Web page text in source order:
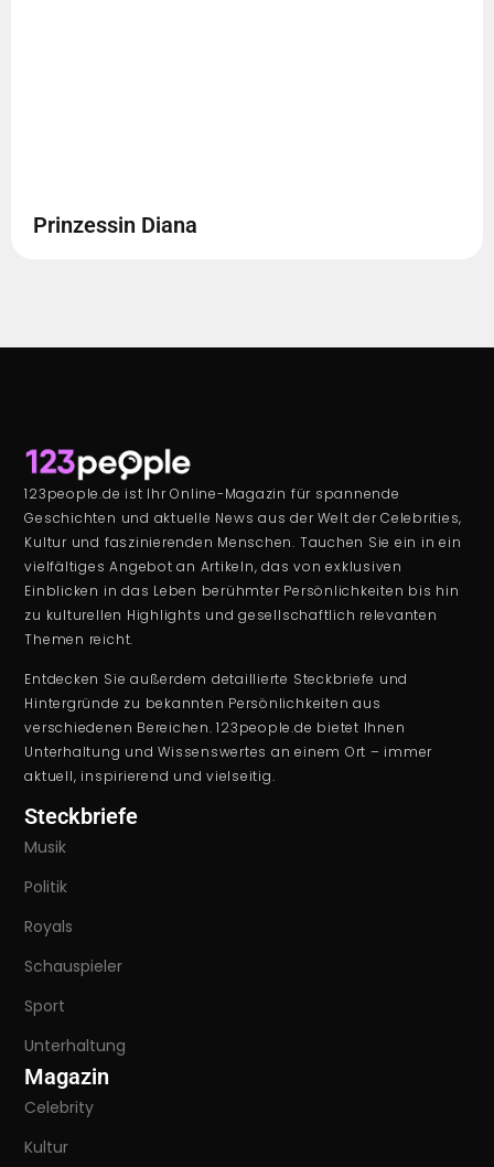
Prinzessin Diana
123people.de ist Ihr Online-Magazin für spannende
Geschichten und aktuelle News aus der Welt der Celebrities,
Kultur und faszinierenden Menschen. Tauchen Sie ein in ein
vielfältiges Angebot an Artikeln, das von exklusiven
Einblicken in das Leben berühmter Persönlichkeiten bis hin
zu kulturellen Highlights und gesellschaftlich relevanten
Themen reicht.
Entdecken Sie außerdem detaillierte Steckbriefe und
Hintergründe zu bekannten Persönlichkeiten aus
verschiedenen Bereichen. 123people.de bietet Ihnen
Unterhaltung und Wissenswertes an einem Ort – immer
aktuell, inspirierend und vielseitig.
Steckbriefe
Musik
Politik
Royals
Schauspieler
Sport
Unterhaltung
Magazin
Celebrity
Kultur